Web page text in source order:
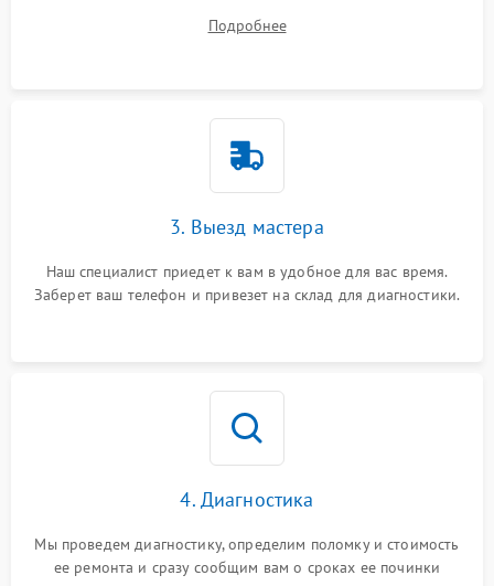
Подробнее
3. Выезд мастера
Наш специалист приедет к вам в удобное для вас время.
Заберет ваш телефон и привезет на склад для диагностики.
4. Диагностика
Мы проведем диагностику, определим поломку и стоимость
ее ремонта и сразу сообщим вам о сроках ее починки